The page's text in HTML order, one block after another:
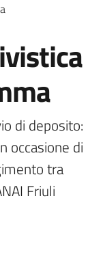
di deposito:
occasione di
tra
Friuli